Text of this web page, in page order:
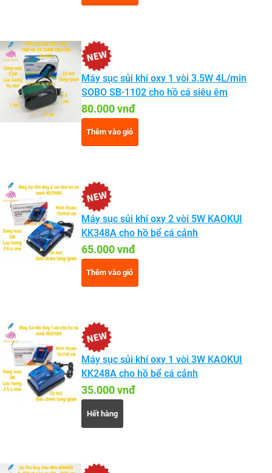
Máy sục sủi khí oxy 1 vòi 3.5W 4L/min
SOBO SB-1102 cho hồ cá siêu êm
80.000 vnđ
Thêm vào giỏ
Máy sục sủi khí oxy 2 vòi 5W KAOKUI
KK348A cho hồ bể cá cảnh
65.000 vnđ
Thêm vào giỏ
Máy sục sủi khí oxy 1 vòi 3W KAOKUI
KK248A cho hồ bể cá cảnh
35.000 vnđ
Hết hàng